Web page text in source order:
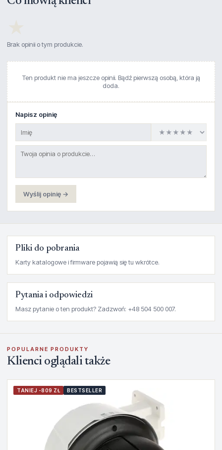
Brak opinii o tym produkcie.
Ten produkt nie ma jeszcze opinii. Bądź pierwszą osobą, która ją
doda.
Napisz opinię
Wyślij opinię →
Pliki do pobrania
Karty katalogowe i firmware pojawią się tu wkrótce.
Pytania i odpowiedzi
Masz pytanie o ten produkt? Zadzwoń: +48 504 500 007.
POPULARNE PRODUKTY
Klienci oglądali także
TANIEJ -809 ZŁ BESTSELLER